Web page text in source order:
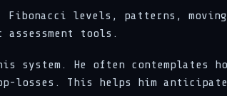
levels, patterns, moving
tools.
system. He often contemplates
This helps him